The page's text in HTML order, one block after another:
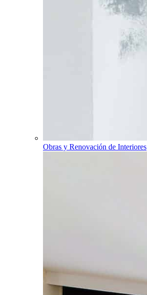
Obras y Renovación de Interiores